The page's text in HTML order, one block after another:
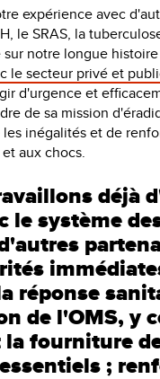
expérience avec
le SRAS, la
notre longue histoire
le secteur privé et
d'urgence et
de sa mission
inégalités et de
aux chocs.
déjà
le système
réponse
de l'OMS, y
la fourniture
;